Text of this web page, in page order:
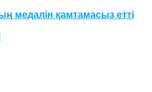
медалін қамтамасыз етті